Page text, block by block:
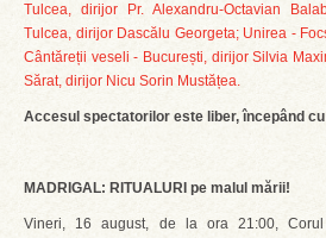
Tulcea, dirijor Pr. Alexandru-Octavian
Tulcea, dirijor Dascălu Georgeta; Unirea -
Cântăreții veseli - București, dirijor Silvia
Sărat, dirijor Nicu Sorin Mustățea.
Accesul spectatorilor este liber, începând
MADRIGAL: RITUALURI pe malul mării!
Vineri, 16 august, de la ora 21:00,